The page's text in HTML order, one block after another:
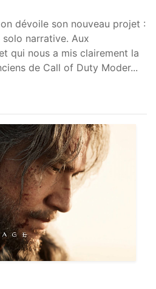
dévoile son nouveau projet :
narrative. Aux
qui nous a mis clairement la
de Call of Duty Moder...